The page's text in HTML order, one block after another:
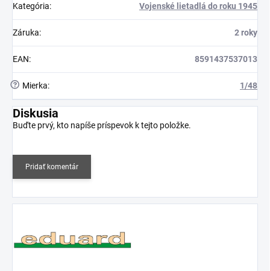
Kategória: Vojenské lietadlá do roku 1945
Záruka: 2 roky
EAN: 8591437537013
? Mierka: 1/48
Diskusia
Buďte prvý, kto napíše príspevok k tejto položke.
Pridať komentár